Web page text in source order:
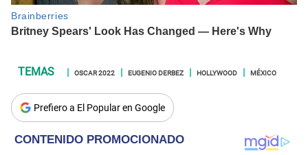
OSCAR 2022 EUGENIO DERBEZ HOLLYWOOD MÉXICO
Prefiero a El Popular en Google